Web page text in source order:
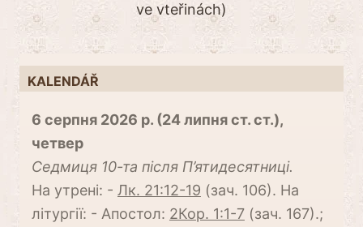
ve vteřinách)
KALENDÁŘ
6 серпня 2026 р. (24 липня ст. ст.),
четвер
Cедмиця 10-та після П’ятидесятниці.
На утрені: - Лк. 21:12-19 (зач. 106). На
літургії: - Апостол: 2Кор. 1:1-7(зач. 167).;